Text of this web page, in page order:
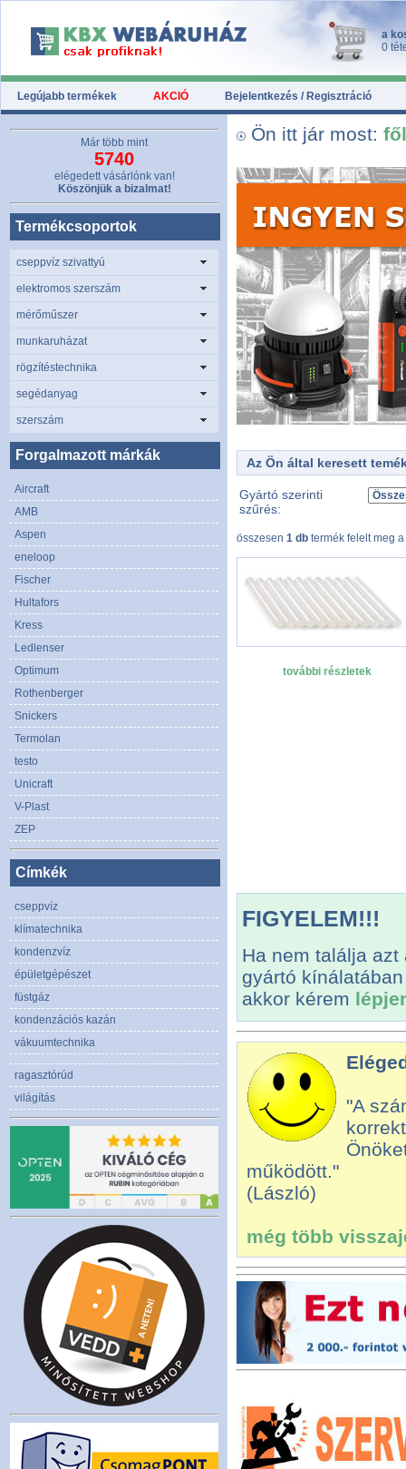
a
0
Legújabb termékek AKCIÓ Bejelentkezés / Regisztráció
Ön itt jár most:
Az Ön által keresett
Gyártó szerinti
szűrés:
összesen 1 db termék felelt meg
további részletek
FIGYELEM!!!
Ha nem találja
gyártó
akkor kérem
"A
működött."
(László)
még több
Már több mint
5740
elégedett vásárlónk van!
Köszönjük a bizalmat!
Termékcsoportok
cseppvíz szivattyú
elektromos szerszám
mérőműszer
munkaruházat
rögzítéstechnika
segédanyag
szerszám
Forgalmazott márkák
Aircraft
AMB
Aspen
eneloop
Fischer
Hultafors
Kress
Ledlenser
Optimum
Rothenberger
Snickers
Termolan
testo
Unicraft
V-Plast
ZEP
Címkék
cseppvíz
klímatechnika
kondenzvíz
épületgépészet
füstgáz
kondenzációs kazán
vákuumtechnika
ragasztórúd
világítás